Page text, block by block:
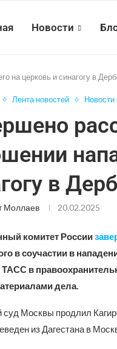
Новости
на церковь и синагогу в
Лента новостей Новости
в
Моллаев 20.02.2025
комитет России
в соучастии в
в
дела.
Москвы продлил
из Дагестана в